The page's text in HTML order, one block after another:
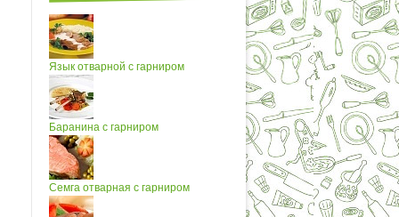
Язык отварной с гарниром
Баранина с гарниром
Семга отварная с гарниром